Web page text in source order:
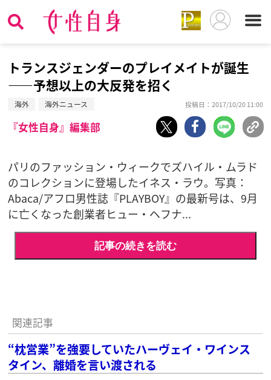
トランスジェンダーのプレイメイトが誕生
——予想以上の大反発を招く
海外 海外ニュース 投稿日：2017/10/20 11:00
『女性自身』編集部
パリのファッション・ウィークでズハイル・ムラド
のコレクションに登場したイネス・ラウ。写真：
Abaca/アフロ男性誌『PLAYBOY』の最新号は、9月
に亡くなった創業者ヒュー・ヘフナ...
記事の続きを読む
関連記事
“枕営業”を強要していたハーヴェイ・ワインス
タイン、離婚を言い渡される